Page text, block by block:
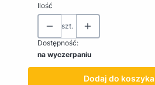
Ilość
szt.
Dostępność:
na wyczerpaniu
Dodaj do koszyka